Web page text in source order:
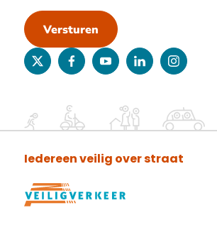
Versturen
twitterfacebookyoutubelinkedininstagram
Iedereen veilig over straat